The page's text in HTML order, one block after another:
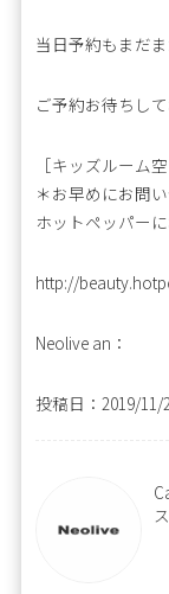
当日予約もまだ
ご予約お待ちし
［キッズルーム空
＊お早めにお問
ホットペッパー
http://
Neolive an：
投稿日：2019/11/